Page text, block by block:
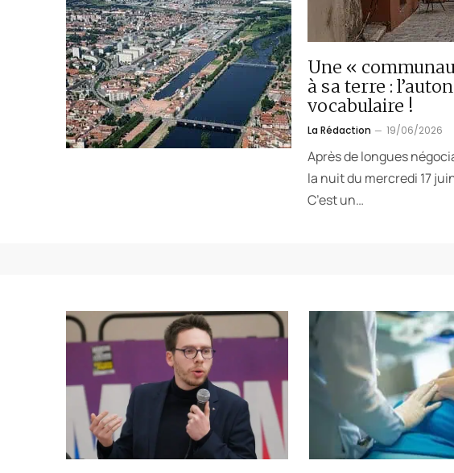
Une «
à sa terre :
vocabulaire !
La Rédaction 19/06/2026
Après de longues
la nuit du mercredi 17
C’est un…